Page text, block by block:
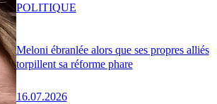
Meloni ébranlée alors que ses propres alliés
torpillent sa réforme phare
16.07.2026
POLITIQUE